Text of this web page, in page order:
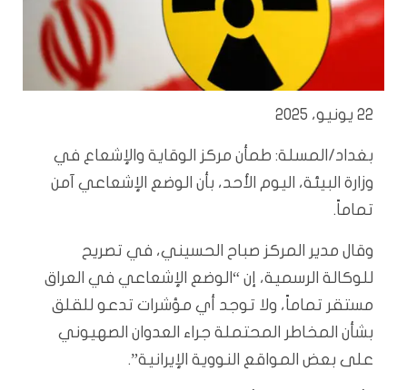
22 يونيو، 2025
بغداد/المسلة: طمأن مركز الوقاية والإشعاع في
وزارة البيئة، اليوم الأحد، بأن الوضع الإشعاعي آمن
تماماً.
وقال مدير المركز صباح الحسيني، في تصريح
للوكالة الرسمية، إن “الوضع الإشعاعي في العراق
مستقر تماماً، ولا توجد أي مؤشرات تدعو للقلق
بشأن المخاطر المحتملة جراء العدوان الصهيوني
على بعض المواقع النووية الإيرانية”.